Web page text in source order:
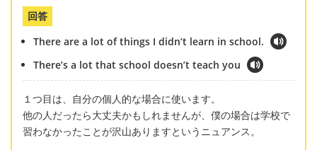
回答
There are a lot of things I didn’t learn in school.
There’s a lot that school doesn’t teach you
１つ目は、自分の個人的な場合に使います。
他の人だったら大丈夫かもしれませんが、僕の場合は学校で
習わなかったことが沢山ありますというニュアンス。